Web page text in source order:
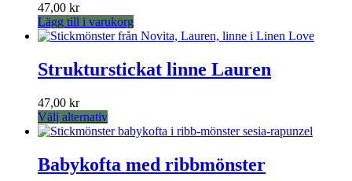
47,00 kr
Lägg till i varukorg
Strukturstickat linne Lauren
47,00 kr
Välj alternativDen
här
har
flera
Babykofta med ribbmönster